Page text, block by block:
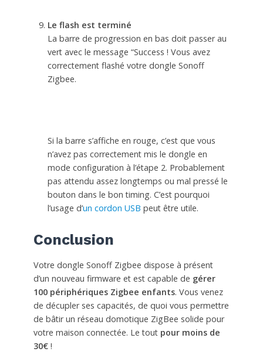
Le flash est terminé
La barre de progression en bas doit passer au
vert avec le message “Success ! Vous avez
correctement flashé votre dongle Sonoff
Zigbee.
Si la barre s’affiche en rouge, c’est que vous
n’avez pas correctement mis le dongle en
mode configuration à l’étape 2. Probablement
pas attendu assez longtemps ou mal pressé le
bouton dans le bon timing. C’est pourquoi
l’usage d’un cordon USB peut être utile.
Conclusion
Votre dongle Sonoff Zigbee dispose à présent
d’un nouveau firmware et est capable de gérer
100 périphériques Zigbee enfants. Vous venez
de décupler ses capacités, de quoi vous permettre
de bâtir un réseau domotique ZigBee solide pour
votre maison connectée. Le tout pour moins de
30€!